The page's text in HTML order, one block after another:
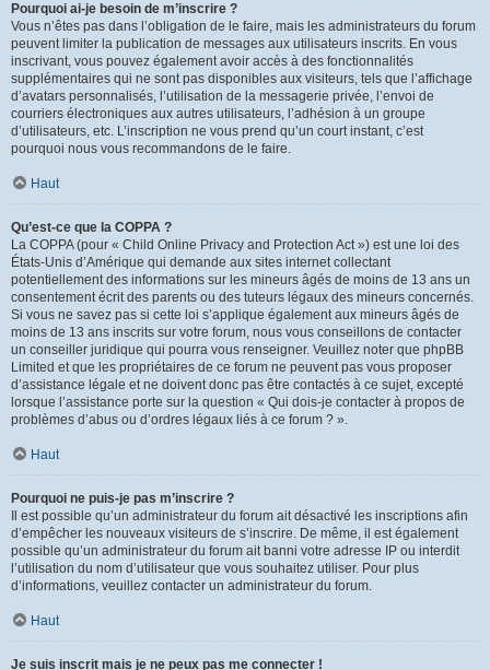
Pourquoi ai-je besoin de m’inscrire ?
Vous n’êtes pas dans l’obligation de le faire, mais les administrateurs du forum
peuvent limiter la publication de messages aux utilisateurs inscrits. En vous
inscrivant, vous pouvez également avoir accès à des fonctionnalités
supplémentaires qui ne sont pas disponibles aux visiteurs, tels que l’affichage
d’avatars personnalisés, l’utilisation de la messagerie privée, l’envoi de
courriers électroniques aux autres utilisateurs, l’adhésion à un groupe
d’utilisateurs, etc. L’inscription ne vous prend qu’un court instant, c’est
pourquoi nous vous recommandons de le faire.
Haut
Qu’est-ce que la COPPA ?
La COPPA (pour « Child Online Privacy and Protection Act ») est une loi des
États-Unis d’Amérique qui demande aux sites internet collectant
potentiellement des informations sur les mineurs âgés de moins de 13 ans un
consentement écrit des parents ou des tuteurs légaux des mineurs concernés.
Si vous ne savez pas si cette loi s’applique également aux mineurs âgés de
moins de 13 ans inscrits sur votre forum, nous vous conseillons de contacter
un conseiller juridique qui pourra vous renseigner. Veuillez noter que phpBB
Limited et que les propriétaires de ce forum ne peuvent pas vous proposer
d’assistance légale et ne doivent donc pas être contactés à ce sujet, excepté
lorsque l’assistance porte sur la question « Qui dois-je contacter à propos de
problèmes d’abus ou d’ordres légaux liés à ce forum ? ».
Haut
Pourquoi ne puis-je pas m’inscrire ?
Il est possible qu’un administrateur du forum ait désactivé les inscriptions afin
d’empêcher les nouveaux visiteurs de s’inscrire. De même, il est également
possible qu’un administrateur du forum ait banni votre adresse IP ou interdit
l’utilisation du nom d’utilisateur que vous souhaitez utiliser. Pour plus
d’informations, veuillez contacter un administrateur du forum.
Haut
Je suis inscrit mais je ne peux pas me connecter !